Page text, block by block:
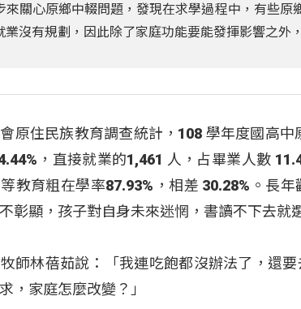
來關心原鄉中輟問題，發現在求學過程中，有些
業沒有規劃，因此除了家庭功能要能發揮影響之外
原住民族教育調查統計，108 學年度國高
，直接就業的1,461 人，占畢業人數
教育粗在學率87.93%，相差 30.28%。長
彰顯，孩子對自身未來迷惘，書讀不下去就
師林蓓茹說：「我連吃飽都沒辦法了，還
，家庭怎麼改變？」